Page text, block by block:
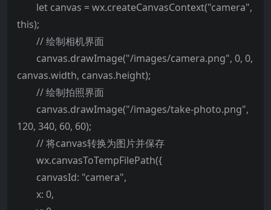
let canvas = wx.createCanvasContext("camera",
this);
// 绘制相机界面
canvas.drawImage("/images/camera.png", 0, 0,
canvas.width, canvas.height);
// 绘制拍照界面
canvas.drawImage("/images/take-photo.png",
120, 340, 60, 60);
// 将canvas转换为图片并保存
wx.canvasToTempFilePath({
canvasId: "camera",
x: 0,